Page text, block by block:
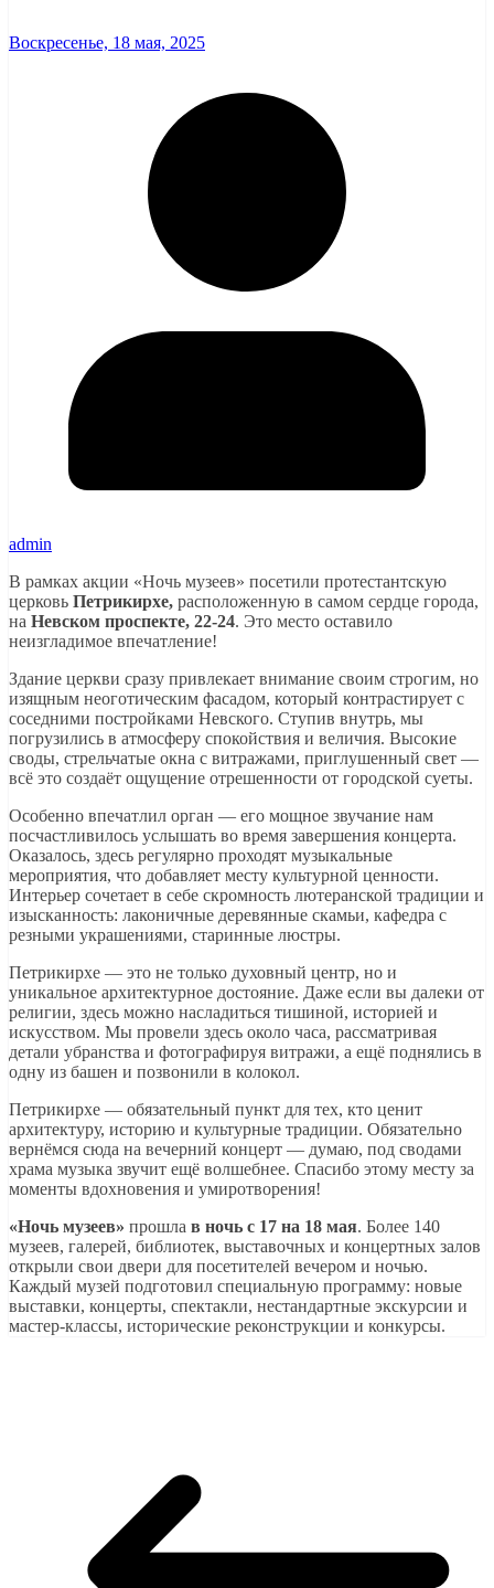
Воскресенье, 18 мая, 2025
admin
В рамках акции «Ночь музеев» посетили протестантскую
церковь Петрикирхе, расположенную в самом сердце города,
на Невском проспекте, 22-24. Это место оставило
неизгладимое впечатление!
Здание церкви сразу привлекает внимание своим строгим, но
изящным неоготическим фасадом, который контрастирует с
соседними постройками Невского. Ступив внутрь, мы
погрузились в атмосферу спокойствия и величия. Высокие
своды, стрельчатые окна с витражами, приглушенный свет —
всё это создаёт ощущение отрешенности от городской суеты.
Особенно впечатлил орган — его мощное звучание нам
посчастливилось услышать во время завершения концерта.
Оказалось, здесь регулярно проходят музыкальные
мероприятия, что добавляет месту культурной ценности.
Интерьер сочетает в себе скромность лютеранской традиции и
изысканность: лаконичные деревянные скамьи, кафедра с
резными украшениями, старинные люстры.
Петрикирхе — это не только духовный центр, но и
уникальное архитектурное достояние. Даже если вы далеки от
религии, здесь можно насладиться тишиной, историей и
искусством. Мы провели здесь около часа, рассматривая
детали убранства и фотографируя витражи, а ещё поднялись в
одну из башен и позвонили в колокол.
Петрикирхе — обязательный пункт для тех, кто ценит
архитектуру, историю и культурные традиции. Обязательно
вернёмся сюда на вечерний концерт — думаю, под сводами
храма музыка звучит ещё волшебнее. Спасибо этому месту за
моменты вдохновения и умиротворения!
«Ночь музеев» прошла в ночь с 17 на 18 мая. Более 140
музеев, галерей, библиотек, выставочных и концертных залов
открыли свои двери для посетителей вечером и ночью.
Каждый музей подготовил специальную программу: новые
выставки, концерты, спектакли, нестандартные экскурсии и
мастер-классы, исторические реконструкции и конкурсы.